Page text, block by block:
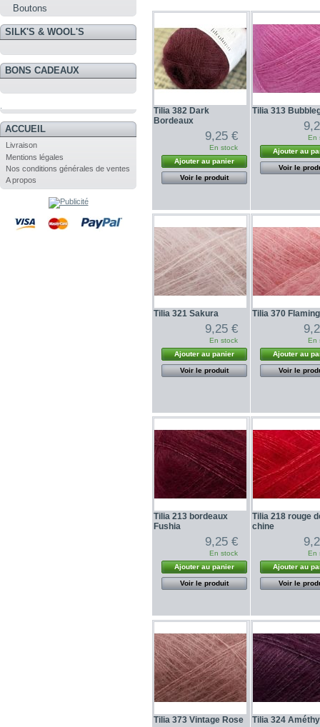
Boutons
SILK'S & WOOL'S
BONS CADEAUX
ACCUEIL
Livraison
Mentions légales
Nos conditions générales de ventes
A propos
Tilia 382 Dark
Bordeaux
9,25 €
En stock
Ajouter au panier
Voir le produit
Tilia 313
En
Ajouter au
Voir le
Tilia 321 Sakura
9,25 €
En stock
Ajouter au panier
Voir le produit
Tilia 370
En
Ajouter au
Voir le
Tilia 213 bordeaux
Fushia
9,25 €
En stock
Ajouter au panier
Voir le produit
Tilia 218 rouge
chine
En
Ajouter au
Voir le
Tilia 373 Vintage Rose Tilia 324